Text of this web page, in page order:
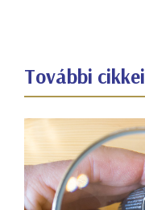
További